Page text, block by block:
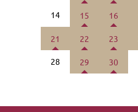
14 15 16
21 22 23
28 29 30